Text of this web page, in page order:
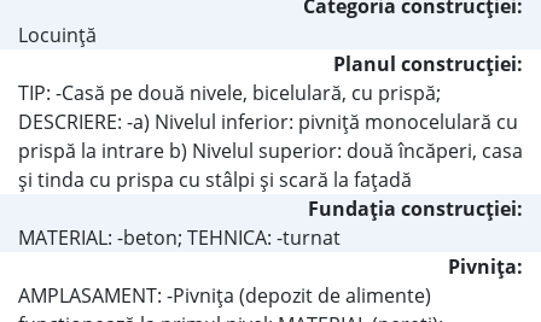
Categoria construcţiei:
Locuinţă
Planul construcţiei:
TIP: -Casă pe două nivele, bicelulară, cu prispă;
DESCRIERE: -a) Nivelul inferior: pivniţă monocelulară cu
prispă la intrare b) Nivelul superior: două încăperi, casa
şi tinda cu prispa cu stâlpi şi scară la faţadă
Fundaţia construcţiei:
MATERIAL: -beton; TEHNICA: -turnat
Pivniţa:
AMPLASAMENT: -Pivniţa (depozit de alimente)